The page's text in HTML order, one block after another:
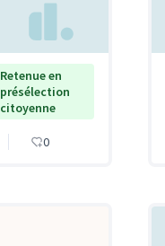
Retenue en
présélection
citoyenne
0